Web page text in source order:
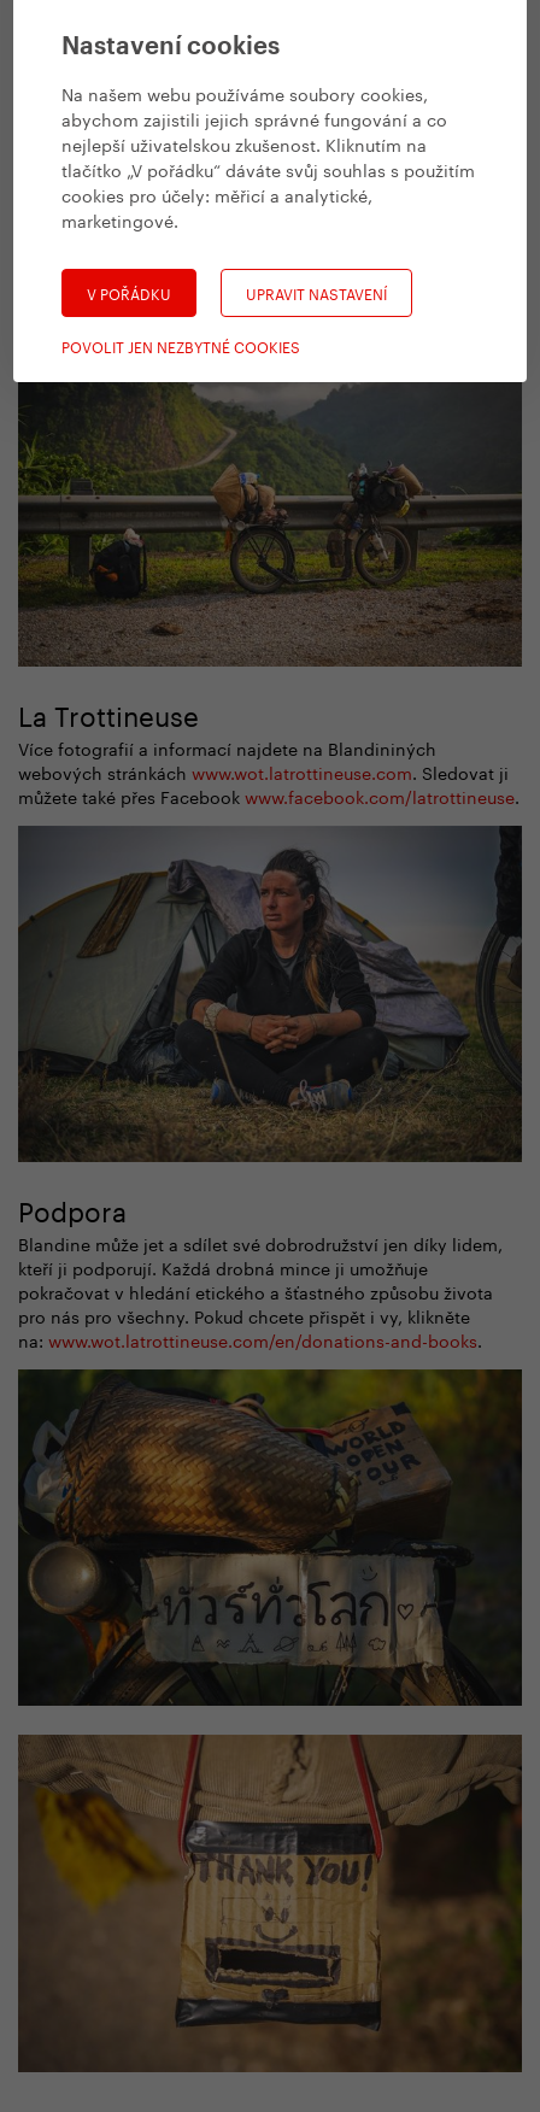
Nastavení cookies
Na našem webu používáme soubory cookies,
abychom zajistili jejich správné fungování a co
nejlepší uživatelskou zkušenost. Kliknutím na
tlačítko „V pořádku“ dáváte svůj souhlas s použitím
cookies pro účely: měřicí a analytické,
marketingové.
V POŘÁDKU UPRAVIT NASTAVENÍ
POVOLIT JEN NEZBYTNÉ COOKIES
La Trottineuse
Více fotografií a informací najdete na Blandininých
webových stránkách www.wot.latrottineuse.com. Sledovat ji
můžete také přes Facebookwww.facebook.com/latrottineuse.
Podpora
Blandine může jet a sdílet své dobrodružství jen díky lidem,
kteří ji podporují. Každá drobná mince ji umožňuje
pokračovat v hledání etického a šťastného způsobu života
pro nás pro všechny. Pokud chcete přispět i vy, klikněte
na: www.wot.latrottineuse.com/en/donations-and-books.